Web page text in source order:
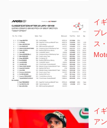
イ
プ
ス
イ
ア